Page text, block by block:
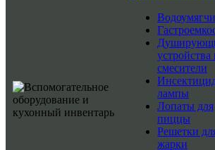
устройства
смесители
лампы
Лопаты для
пиццы
Решетки
жарки